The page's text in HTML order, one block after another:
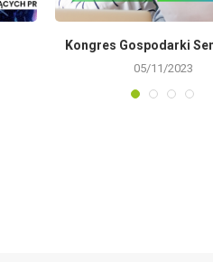
Kongres Gospodarki
05/11/2023